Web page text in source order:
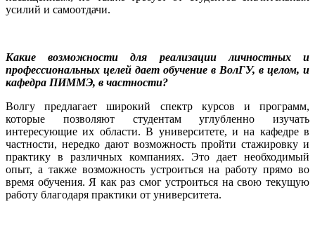
усилий и самоотдачи.
Какие возможности для реализации личностных и
профессиональных целей дает обучение в ВолГУ, в целом, и
кафедра ПИММЭ, в частности?
Волгу предлагает широкий спектр курсов и программ,
которые позволяют студентам углубленно изучать
интересующие их области. В университете, и на кафедре в
частности, нередко дают возможность пройти стажировку и
практику в различных компаниях. Это дает необходимый
опыт, а также возможность устроиться на работу прямо во
время обучения. Я как раз смог устроиться на свою текущую
работу благодаря практики от университета.